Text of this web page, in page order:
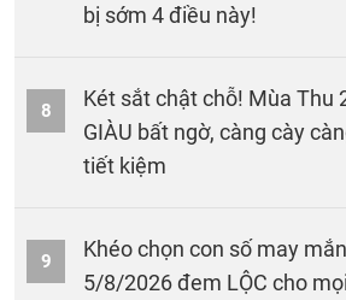
bị sớm 4 điều này!
8
Két sắt chật chỗ! Mùa Thu
GIÀU bất ngờ, càng cày
tiết kiệm
9
Khéo chọn con số may
5/8/2026 đem LỘC cho